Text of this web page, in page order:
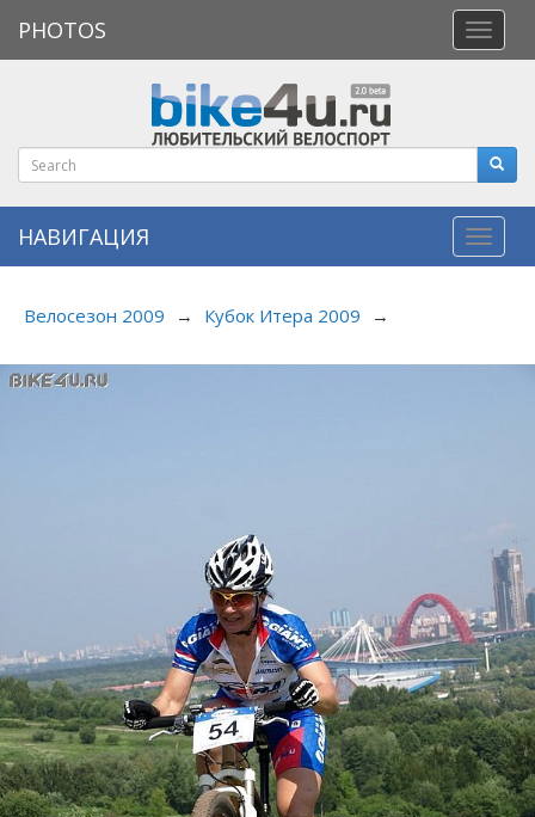
меню
PHOTOS
НАВИГАЦИЯ
Велосезон 2009 → Кубок Итера 2009 →